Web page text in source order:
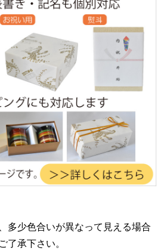
多少色合いが異なって見える場合
了承下さい。